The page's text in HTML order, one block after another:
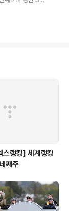
않았습니다. 대
. 10위 내에서의
스랭킹] 세계랭킹
째주